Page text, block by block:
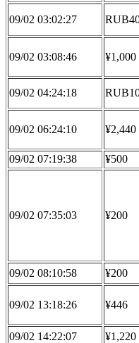
09/02 03:02:27
09/02 03:08:46 ¥1,000
09/02 04:24:18
09/02 06:24:10 ¥2,440
09/02 07:19:38 ¥500
09/02 07:35:03 ¥200
09/02 08:10:58
¥200
09/02 13:18:26 ¥446
09/02 14:22:07 ¥1,220